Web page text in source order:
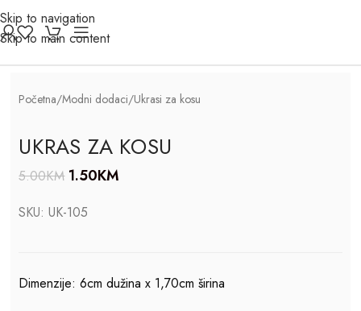
Skip to navigation
Skip to main content
-70%
Click to enlarge
Početna/Modni dodaci/Ukrasi za kosu
UKRAS ZA KOSU
5.00KM 1.50KM
SKU:UK-105
Dimenzije: 6cm dužina x 1,70cm širina